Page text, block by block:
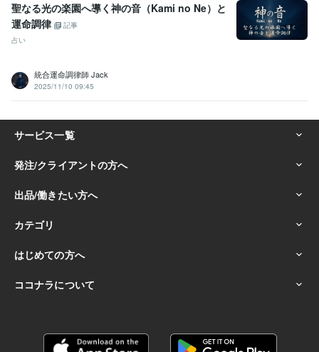
聖なる光の楽園へ導く神の音（Kami no Ne）と
運命調律
記事
占い
統合運命調律師 Jack
2025/11/10 09:45